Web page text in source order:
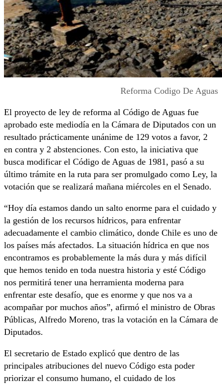
Reforma Codigo De Aguas
El proyecto de ley de reforma al Código de Aguas fue
aprobado este mediodía en la Cámara de Diputados con un
resultado prácticamente unánime de 129 votos a favor, 2
en contra y 2 abstenciones. Con esto, la iniciativa que
busca modificar el Código de Aguas de 1981, pasó a su
último trámite en la ruta para ser promulgado como Ley, la
votación que se realizará mañana miércoles en el Senado.
“Hoy día estamos dando un salto enorme para el cuidado y
la gestión de los recursos hídricos, para enfrentar
adecuadamente el cambio climático, donde Chile es uno de
los países más afectados. La situación hídrica en que nos
encontramos es probablemente la más dura y más difícil
que hemos tenido en toda nuestra historia y esté Código
nos permitirá tener una herramienta moderna para
enfrentar este desafío, que es enorme y que nos va a
acompañar por muchos años”, afirmó el ministro de Obras
Públicas, Alfredo Moreno, tras la votación en la Cámara de
Diputados.
El secretario de Estado explicó que dentro de las
principales atribuciones del nuevo Código esta poder
priorizar el consumo humano, el cuidado de los